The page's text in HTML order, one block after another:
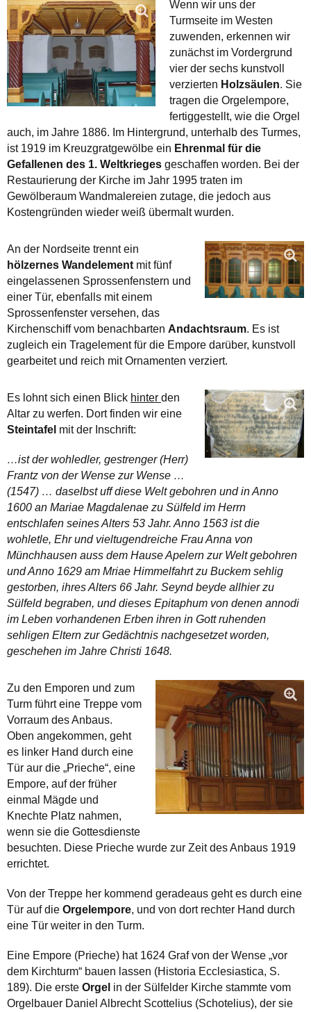
Wenn wir uns der
Turmseite im Westen
zuwenden, erkennen wir
zunächst im Vordergrund
vier der sechs kunstvoll
verzierten Holzsäulen. Sie
tragen die Orgelempore,
fertiggestellt, wie die Orgel
auch, im Jahre 1886. Im Hintergrund, unterhalb des Turmes,
ist 1919 im Kreuzgratgewölbe ein Ehrenmal für die
Gefallenen des 1. Weltkrieges geschaffen worden. Bei der
Restaurierung der Kirche im Jahr 1995 traten im
Gewölberaum Wandmalereien zutage, die jedoch aus
Kostengründen wieder weiß übermalt wurden.
An der Nordseite trennt ein
hölzernes Wandelement mit fünf
eingelassenen Sprossenfenstern und
einer Tür, ebenfalls mit einem
Sprossenfenster versehen, das
Kirchenschiff vom benachbarten Andachtsraum. Es ist
zugleich ein Tragelement für die Empore darüber, kunstvoll
gearbeitet und reich mit Ornamenten verziert.
Es lohnt sich einen Blick hinter den
Altar zu werfen. Dort finden wir eine
Steintafel mit der Inschrift:
…ist der wohledler, gestrenger (Herr)
Frantz von der Wense zur Wense …
(1547) … daselbst uff diese Welt gebohren und in Anno
1600 an Mariae Magdalenae zu Sülfeld im Herrn
entschlafen seines Alters 53 Jahr. Anno 1563 ist die
wohletle, Ehr und vieltugendreiche Frau Anna von
Münchhausen auss dem Hause Apelern zur Welt gebohren
und Anno 1629 am Mriae Himmelfahrt zu Buckem sehlig
gestorben, ihres Alters 66 Jahr. Seynd beyde allhier zu
Sülfeld begraben, und dieses Epitaphum von denen annodi
im Leben vorhandenen Erben ihren in Gott ruhenden
sehligen Eltern zur Gedächtnis nachgesetzet worden,
geschehen im Jahre Christi 1648.
Zu den Emporen und zum
Turm führt eine Treppe vom
Vorraum des Anbaus.
Oben angekommen, geht
es linker Hand durch eine
Tür aur die „Prieche“, eine
Empore, auf der früher
einmal Mägde und
Knechte Platz nahmen,
wenn sie die Gottesdienste
besuchten. Diese Prieche wurde zur Zeit des Anbaus 1919
errichtet.
Von der Treppe her kommend geradeaus geht es durch eine
Tür auf die Orgelempore, und von dort rechter Hand durch
eine Tür weiter in den Turm.
Eine Empore (Prieche) hat 1624 Graf von der Wense „vor
dem Kirchturm“ bauen lassen (Historia Ecclesiastica, S.
189). Die erste Orgel in der Sülfelder Kirche stammte vom
Orgelbauer Daniel Albrecht Scottelius (Schotelius), der sie